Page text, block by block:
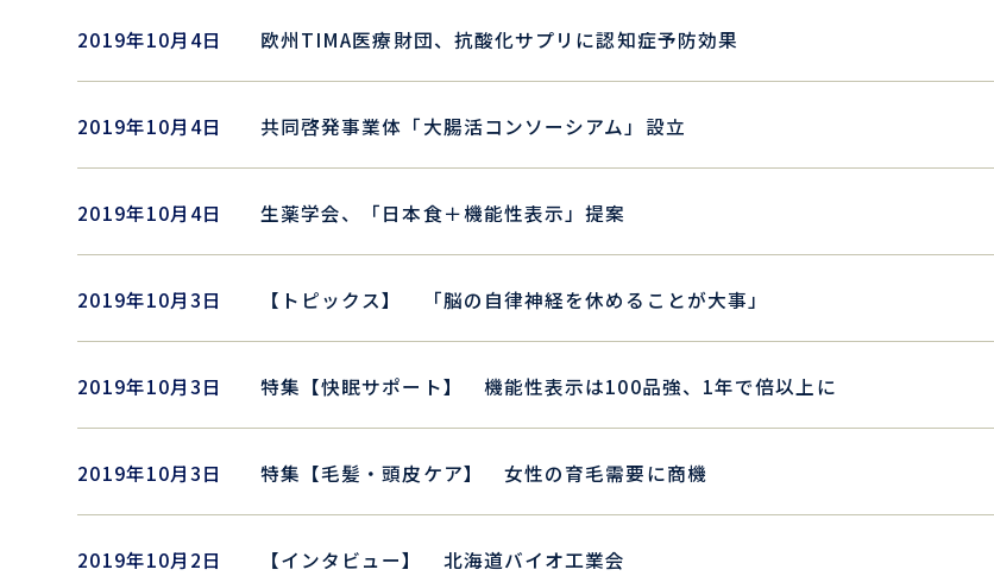
2019年10月4日 欧州TIMA医療財団、抗酸化サプリに認知症予防効果
2019年10月4日 共同啓発事業体「大腸活コンソーシアム」設立
2019年10月4日 生薬学会、「日本食＋機能性表示」提案
2019年10月3日 【トピックス】 「脳の自律神経を休めることが大事」
2019年10月3日 特集【快眠サポート】 機能性表示は100品強、1年で倍以上に
2019年10月3日 特集【毛髪・頭皮ケア】 女性の育毛需要に商機
2019年10月2日 【インタビュー】 北海道バイオ工業会